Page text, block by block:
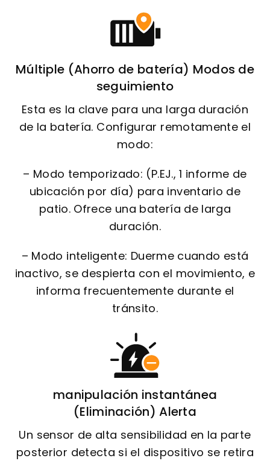
Múltiple (Ahorro de batería) Modos de
seguimiento
Esta es la clave para una larga duración
de la batería. Configurar remotamente el
modo:
– Modo temporizado: (P.EJ., 1 informe de
ubicación por día) para inventario de
patio. Ofrece una batería de larga
duración.
– Modo inteligente: Duerme cuando está
inactivo, se despierta con el movimiento, e
informa frecuentemente durante el
tránsito.
manipulación instantánea
(Eliminación) Alerta
Un sensor de alta sensibilidad en la parte
posterior detecta si el dispositivo se retira